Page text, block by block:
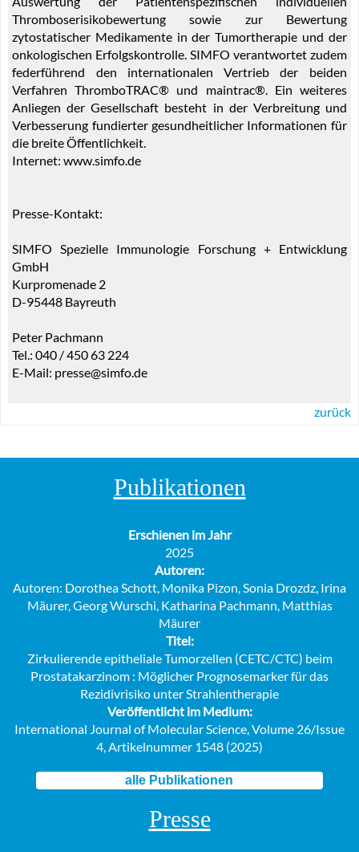
Thromboserisikobewertung sowie zur Bewertung
zytostatischer Medikamente in der Tumortherapie und der
onkologischen Erfolgskontrolle. SIMFO verantwortet zudem
federführend den internationalen Vertrieb der beiden
Verfahren ThromboTRAC® und maintrac®. Ein weiteres
Anliegen der Gesellschaft besteht in der Verbreitung und
Verbesserung fundierter gesundheitlicher Informationen für
die breite Öffentlichkeit.
Internet: www.simfo.de
Presse-Kontakt:
SIMFO Spezielle Immunologie Forschung + Entwicklung
GmbH
Kurpromenade 2
D-95448 Bayreuth
Peter Pachmann
Tel.: 040 / 450 63 224
E-Mail: presse@simfo.de
zurück
Publikationen
Erschienen im Jahr
2025
Autoren:
Autoren: Dorothea Schott, Monika Pizon, Sonia Drozdz, Irina
Mäurer, Georg Wurschi, Katharina Pachmann, Matthias
Mäurer
Titel:
Zirkulierende epitheliale Tumorzellen (CETC/CTC) beim
Prostatakarzinom : Möglicher Prognosemarker für das
Rezidivrisiko unter Strahlentherapie
Veröffentlicht im Medium:
International Journal of Molecular Science, Volume 26/Issue
4, Artikelnummer 1548 (2025)
alle Publikationen
Presse